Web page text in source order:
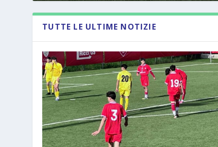
TUTTE LE ULTIME NOTIZIE